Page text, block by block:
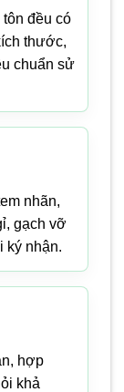
tôn đều có
thước,
chuẩn sử
nhãn,
gạch vỡ
ký nhận.
hợp
khả